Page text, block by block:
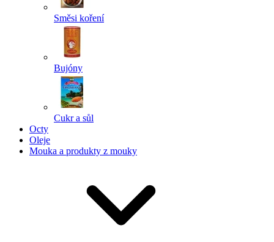
Směsi koření
Bujóny
Cukr a sůl
Octy
Oleje
Mouka a produkty z mouky